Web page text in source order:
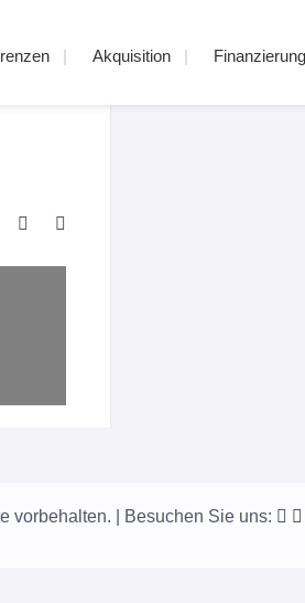
Akquisition Finanzierung
vorbehalten. | Besuchen Sie uns: